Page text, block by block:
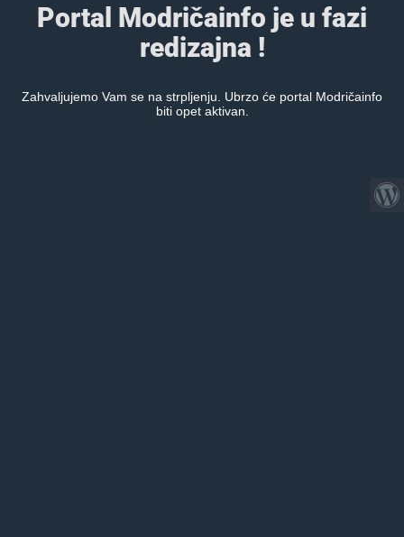
Portal Modričainfo je u fazi
redizajna !
Zahvaljujemo Vam se na strpljenju. Ubrzo će portal Modričainfo
biti opet aktivan.